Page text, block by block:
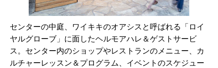
センターの中庭、ワイキキのオアシスと呼ばれる「ロイ
ヤルグローブ」に面したヘルモアハレ＆ゲストサービ
ス。センター内のショップやレストランのメニュー、カ
ルチャーレッスン＆プログラム、イベントのスケジュー